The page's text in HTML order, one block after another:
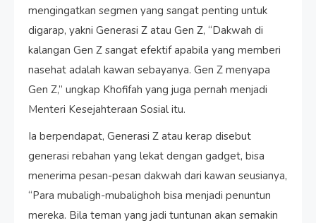
mengingatkan segmen yang sangat penting untuk
digarap, yakni Generasi Z atau Gen Z, “Dakwah di
kalangan Gen Z sangat efektif apabila yang memberi
nasehat adalah kawan sebayanya. Gen Z menyapa
Gen Z,” ungkap Khofifah yang juga pernah menjadi
Menteri Kesejahteraan Sosial itu.
Ia berpendapat, Generasi Z atau kerap disebut
generasi rebahan yang lekat dengan gadget, bisa
menerima pesan-pesan dakwah dari kawan seusianya,
“Para mubaligh-mubalighoh bisa menjadi penuntun
mereka. Bila teman yang jadi tuntunan akan semakin